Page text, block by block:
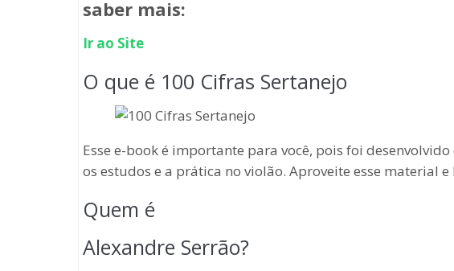
saber mais:
Ir ao Site
O que é 100 Cifras Sertanejo
Esse e-book é importante para você, pois foi
os estudos e a prática no violão. Aproveite esse material e
Quem é
Alexandre Serrão?